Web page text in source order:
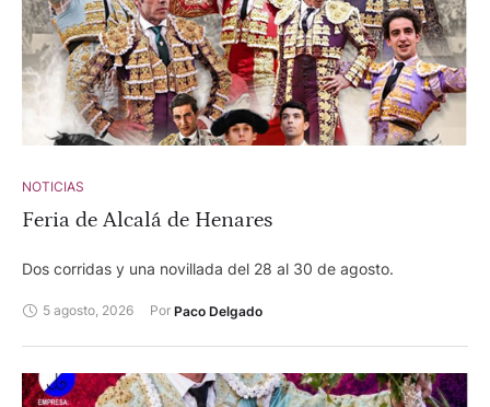
NOTICIAS
Feria de Alcalá de Henares
Dos corridas y una novillada del 28 al 30 de agosto.
5 agosto, 2026 Por Paco Delgado